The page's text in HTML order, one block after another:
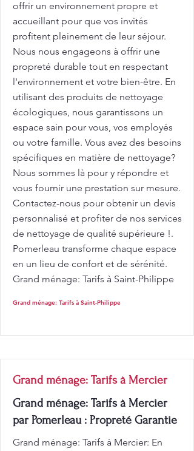
offrir un environnement propre et
accueillant pour que vos invités
profitent pleinement de leur séjour.
Nous nous engageons à offrir une
propreté durable tout en respectant
l'environnement et votre bien-être. En
utilisant des produits de nettoyage
écologiques, nous garantissons un
espace sain pour vous, vos employés
ou votre famille. Vous avez des besoins
spécifiques en matière de nettoyage?
Nous sommes là pour y répondre et
vous fournir une prestation sur mesure.
Contactez-nous pour obtenir un devis
personnalisé et profiter de nos services
de nettoyage de qualité supérieure !.
Pomerleau transforme chaque espace
en un lieu de confort et de sérénité.
Grand ménage: Tarifs à Saint-Philippe
Grand ménage: Tarifs à Saint-Philippe
Grand ménage: Tarifs à Mercier
Grand ménage: Tarifs à Mercier
par Pomerleau : Propreté Garantie
Grand ménage: Tarifs à Mercier: En